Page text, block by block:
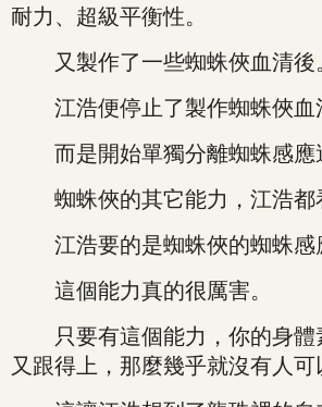
耐力、超級平衡性。
又製作了一些蜘蛛俠血清後
江浩便停止了製作蜘蛛俠血
而是開始單獨分離蜘蛛感應
蜘蛛俠的其它能力，江浩都
江浩要的是蜘蛛俠的蜘蛛感
這個能力真的很厲害。
只要有這個能力，你的身體
又跟得上，那麼幾乎就沒有人可